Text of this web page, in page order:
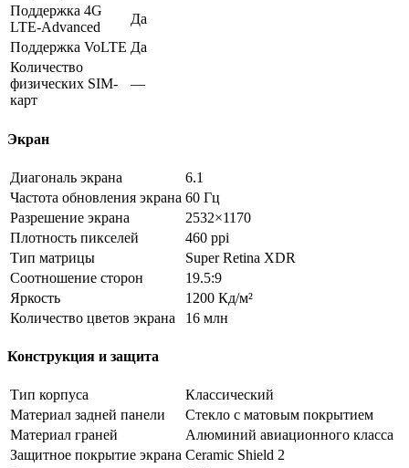
Поддержка 4G
LTE-Advanced
Да
Поддержка VoLTE Да
Количество
физических SIM-
карт
—
Экран
Диагональ экрана
6.1
Частота обновления экрана 60 Гц
Разрешение экрана
2532×1170
Плотность пикселей
460 ppi
Тип матрицы
Super Retina XDR
Соотношение сторон
19.5:9
Яркость
1200 Кд/м²
Количество цветов экрана
16 млн
Конструкция и защита
Тип корпуса
Классический
Материал задней панели
Стекло с матовым покрытием
Материал граней
Алюминий авиационного класса
Защитное покрытие экрана Ceramic Shield 2